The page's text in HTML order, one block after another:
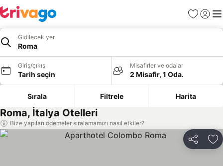
Favoriler
Giriş
Gidilecek yer
Roma
Giriş/çıkış
Tarih seçin
Misafirler ve odalar
2 Misafir, 1 Oda.
Sırala Filtrele Harita
Roma, İtalya Otelleri
Bize yapılan ödemeler sıralamamızı nasıl etkiler?
Paylaş